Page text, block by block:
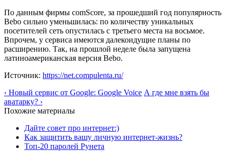
По данным фирмы comScore, за прошедший год популярность
Bebo сильно уменьшилась: по количеству уникальных
посетителей сеть опустилась с третьего места на восьмое.
Впрочем, у сервиса имеются далекоидущие планы по
расширению. Так, на прошлой неделе была запущена
латиноамериканская версия Bebo.
Источник: https://net.compulenta.ru/
‹ Новый сервис от Google: Google Voice А где мне взять бы
аватарку? ›
Похожие материалы
Дайте совет про интернет:)
Как защитить вашу личную интернет-жизнь?
Топ-20 паролей Рунета